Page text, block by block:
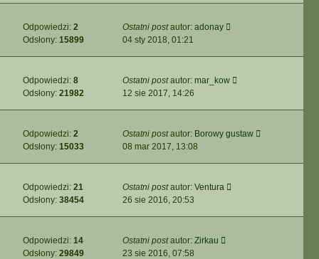
Odpowiedzi: 2
Odsłony: 15899
Ostatni postautor: adonay
04 sty 2018, 01:21
Odpowiedzi: 8
Odsłony: 21982
Ostatni postautor: mar_kow
12 sie 2017, 14:26
Odpowiedzi: 2
Odsłony: 15033
Ostatni postautor: Borowy gustaw
08 mar 2017, 13:08
Odpowiedzi: 21
Odsłony: 38454
Ostatni postautor: Ventura
26 sie 2016, 20:53
Odpowiedzi: 14
Odsłony: 29849
Ostatni postautor: Zirkau
23 sie 2016, 07:58